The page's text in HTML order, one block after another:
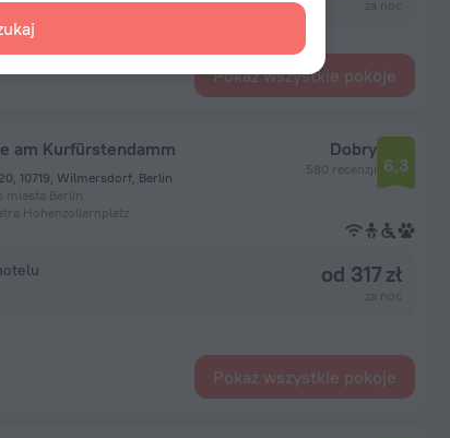
Pokaż wszystkie pokoje
am Kurfürstendamm
10719, Wilmersdorf, Berlin
miasta Berlin
Hohenzollernplatz
Dobry
580 recenzji 6,3
od 317 zł
Pokaż wszystkie pokoje